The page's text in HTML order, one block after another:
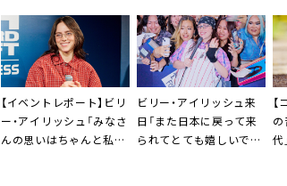
【イベントレポート】ビリ
ー・アイリッシュ「みなさ
んの思いはちゃんと私に
ビリー・アイリッシュ来
日「また日本に戻って来
られてとても嬉しいで
【
代